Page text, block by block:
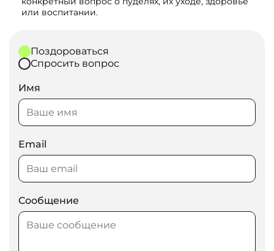
или воспитании.
Поздороваться
Спросить вопрос
Имя
Email
Сообщение